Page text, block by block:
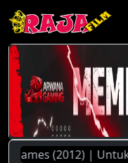
(2012) | Untuk